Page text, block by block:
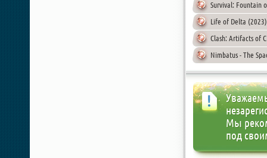
Survival: Fountain
Life of Delta
Clash: Artifacts of
Nimbatus - The
Мы
под